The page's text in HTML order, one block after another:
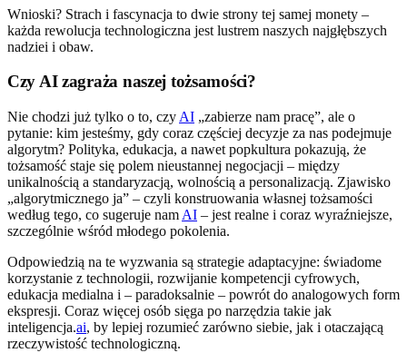
Wnioski? Strach i fascynacja to dwie strony tej samej monety –
każda rewolucja technologiczna jest lustrem naszych najgłębszych
nadziei i obaw.
Czy AI zagraża naszej tożsamości?
Nie chodzi już tylko o to, czy AI „zabierze nam pracę”, ale o
pytanie: kim jesteśmy, gdy coraz częściej decyzje za nas podejmuje
algorytm? Polityka, edukacja, a nawet popkultura pokazują, że
tożsamość staje się polem nieustannej negocjacji – między
unikalnością a standaryzacją, wolnością a personalizacją. Zjawisko
„algorytmicznego ja” – czyli konstruowania własnej tożsamości
według tego, co sugeruje nam AI – jest realne i coraz wyraźniejsze,
szczególnie wśród młodego pokolenia.
Odpowiedzią na te wyzwania są strategie adaptacyjne: świadome
korzystanie z technologii, rozwijanie kompetencji cyfrowych,
edukacja medialna i – paradoksalnie – powrót do analogowych form
ekspresji. Coraz więcej osób sięga po narzędzia takie jak
inteligencja.ai, by lepiej rozumieć zarówno siebie, jak i otaczającą
rzeczywistość technologiczną.